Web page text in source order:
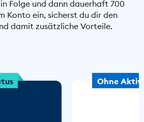
Folge und dann dauerhaft 700
Konto ein, sicherst du dir den
damit zusätzliche Vorteile.
Ohne